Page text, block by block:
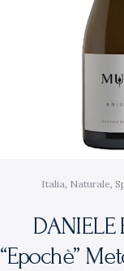
Italia, Naturale,
DANIELE
“Epochè”